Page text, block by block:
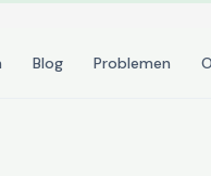
Blog Problemen